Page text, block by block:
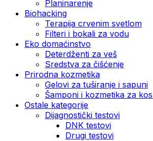
Planinarenje
Biohacking
Terapija crvenim svetlom
Filteri i bokali za vodu
Eko domaćinstvo
Deterdženti za veš
Sredstva za čišćenje
Prirodna kozmetika
Gelovi za tuširanje i sapuni
Šamponi i kozmetika za
Ostale kategorije
Dijagnostički testovi
DNK testovi
Drugi testovi